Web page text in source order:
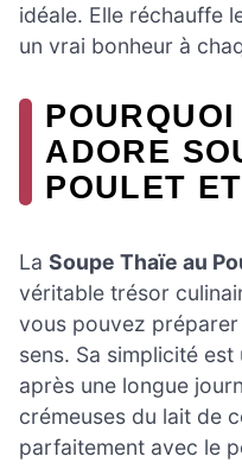
idéale. Elle réchauffe
un vrai bonheur à
ADORE
POULET
La Soupe Thaïe au
véritable trésor
vous pouvez
sens. Sa simplicité
après une longue
crémeuses du lait de
parfaitement avec le